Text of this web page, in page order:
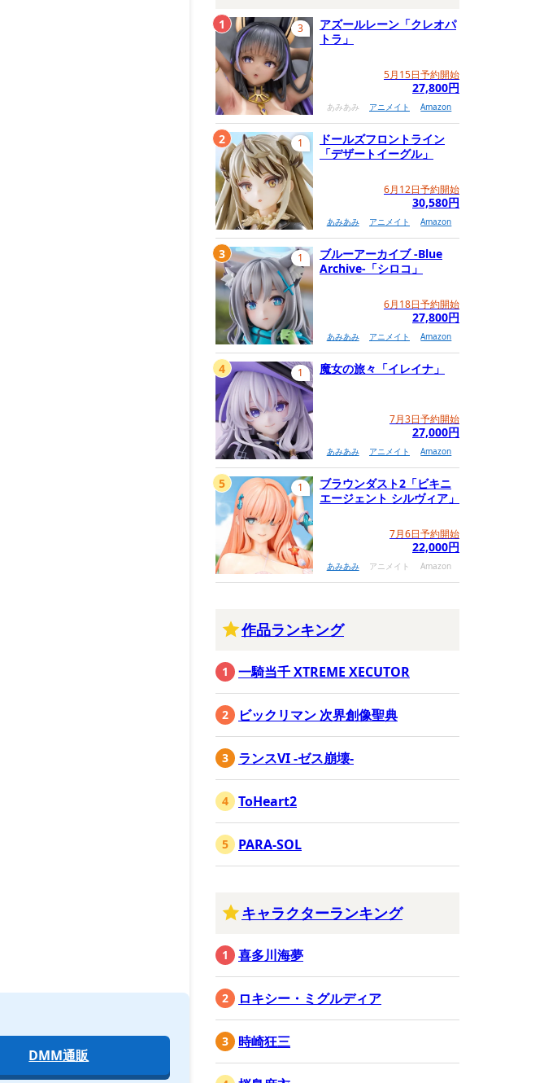
DMM通販
アズールレーン「クレオパ
トラ」
5月15日予約開始
27,800円
あみあみ アニメイト Amazon
3
1
ドールズフロントライン
「デザートイーグル」
6月12日予約開始
30,580円
あみあみ アニメイト Amazon
1
2
ブルーアーカイブ -Blue
Archive-「シロコ」
6月18日予約開始
27,800円
あみあみ アニメイト Amazon
1
3
魔女の旅々「イレイナ」
7月3日予約開始
27,000円
あみあみ アニメイト Amazon
1
4
ブラウンダスト2「ビキニ
エージェント シルヴィア」
7月6日予約開始
22,000円
あみあみ アニメイト Amazon
1
5
作品ランキング
一騎当千 XTREME XECUTOR
ビックリマン 次界創像聖典
ランスVI -ゼス崩壊-
ToHeart2
PARA-SOL
キャラクターランキング
喜多川海夢
ロキシー・ミグルディア
時崎狂三